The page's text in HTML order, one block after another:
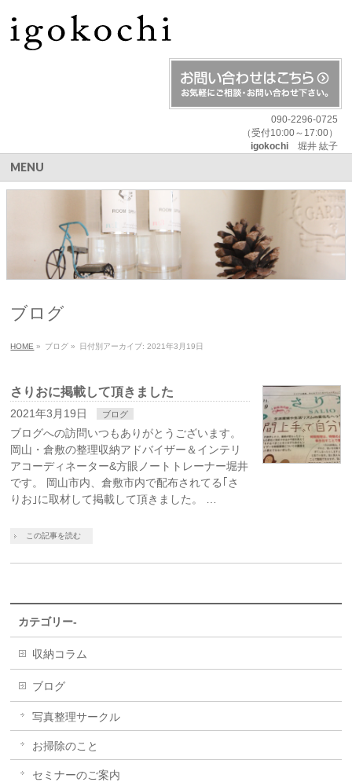
090-2296-0725
（受付10:00～17:00）
igokochi堀井 紘子
MENU
ブログ
HOME » ブログ » 日付別アーカイブ: 2021年3月19日
さりおに掲載して頂きました
2021年3月19日 ブログ
ブログへの訪問いつもありがとうございます。
岡山・倉敷の整理収納アドバイザー＆インテリ
アコーディネーター&方眼ノートトレーナー堀井
です。 岡山市内、倉敷市内で配布されてる｢さ
りお｣に取材して掲載して頂きました。 …
この記事を読む
カテゴリー-
収納コラム
ブログ
写真整理サークル
お掃除のこと
セミナーのご案内